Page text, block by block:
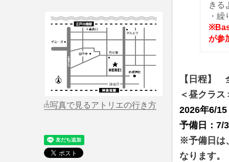
きる
・
が参
【日程
＜昼クラ
2026年6/
予備日：7/
※予備日は
なります。
写真で見るアトリエの行き方